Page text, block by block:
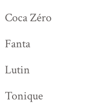
Coca Zéro
Fanta
Lutin
Tonique